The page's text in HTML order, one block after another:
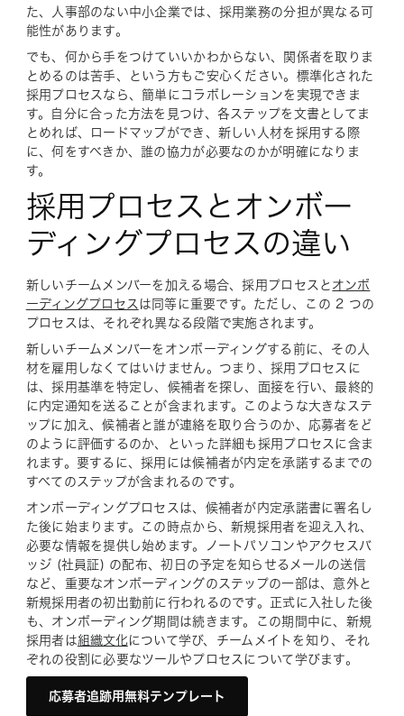
た、人事部のない中小企業では、採用業務の分担が異なる可
能性があります。
でも、何から手をつけていいかわからない、関係者を取りま
とめるのは苦手、という方もご安心ください。標準化された
採用プロセスなら、簡単にコラボレーションを実現できま
す。自分に合った方法を見つけ、各ステップを文書としてま
とめれば、ロードマップができ、新しい人材を採用する際
に、何をすべきか、誰の協力が必要なのかが明確になりま
す。
採用プロセスとオンボー
ディングプロセスの違い
新しいチームメンバーを加える場合、採用プロセスと オンボ
ーディングプロセス は同等に重要です。ただし、この 2 つの
プロセスは、それぞれ異なる段階で実施されます。
新しいチームメンバーをオンボーディングする前に、その人
材を雇用しなくてはいけません。つまり、採用プロセスに
は、採用基準を特定し、候補者を探し、面接を行い、最終的
に内定通知を送ることが含まれます。このような大きなステ
ップに加え、候補者と誰が連絡を取り合うのか、応募者をど
のように評価するのか、といった詳細も採用プロセスに含ま
れます。要するに、採用には候補者が内定を承諾するまでの
すべてのステップが含まれるのです。
オンボーディングプロセスは、候補者が内定承諾書に署名し
た後に始まります。この時点から、新規採用者を迎え入れ、
必要な情報を提供し始めます。ノートパソコンやアクセスバ
ッジ (社員証) の配布、初日の予定を知らせるメールの送信
など、重要なオンボーディングのステップの一部は、意外と
新規採用者の初出勤前に行われるのです。正式に入社した後
も、オンボーディング期間は続きます。この期間中に、新規
採用者は組織文化について学び、チームメイトを知り、それ
ぞれの役割に必要なツールやプロセスについて学びます。
応募者追跡用無料テンプレート